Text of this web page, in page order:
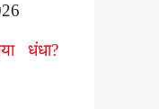
धंधा?